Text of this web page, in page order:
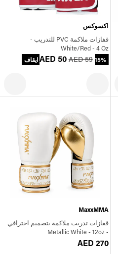
اكسوكس
قفازات ملاكمة PVC للتدريب -
White/Red - 4 Oz
AED 50 AED 59 15% ايقاف
MaxxMMA
قفازات تدريب ملاكمة بتصميم احترافي
- Metallic White - 12oz
AED 270